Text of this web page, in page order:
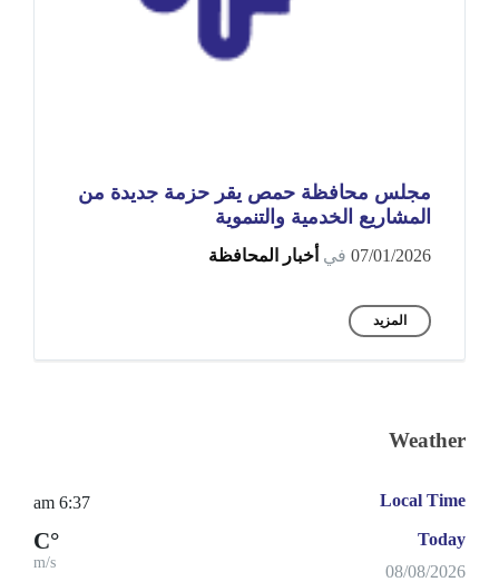
مجلس محافظة حمص يقر حزمة جديدة من
المشاريع الخدمية والتنموية
07/01/2026 في أخبار المحافظة
المزيد
Weather
Local Time
6:37 am
Today
08/08/2026
°C
m/s